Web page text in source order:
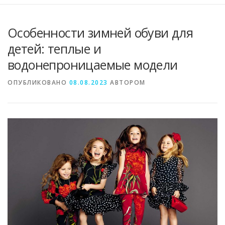
ПРАЗДНИКИ СТИЛЬ СТАТЬИ
Особенности зимней обуви для
детей: теплые и
водонепроницаемые модели
ОПУБЛИКОВАНО 08.08.2023 АВТОРОМ